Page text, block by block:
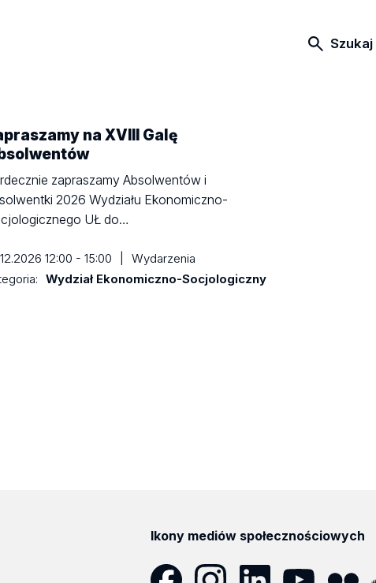
Szukaj
na XVIII Galę
zapraszamy Absolwentów i
2026 Wydziału Ekonomiczno-
UŁ do…
12:00 - 15:00
Wydarzenia
Wydział Ekonomiczno-Socjologiczny
Ikony mediów społecznościowych